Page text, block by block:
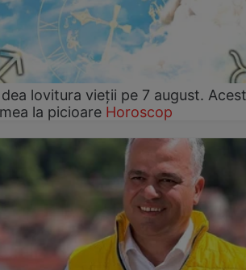
lovitura vieții pe 7 august. Acest
la picioare Horoscop